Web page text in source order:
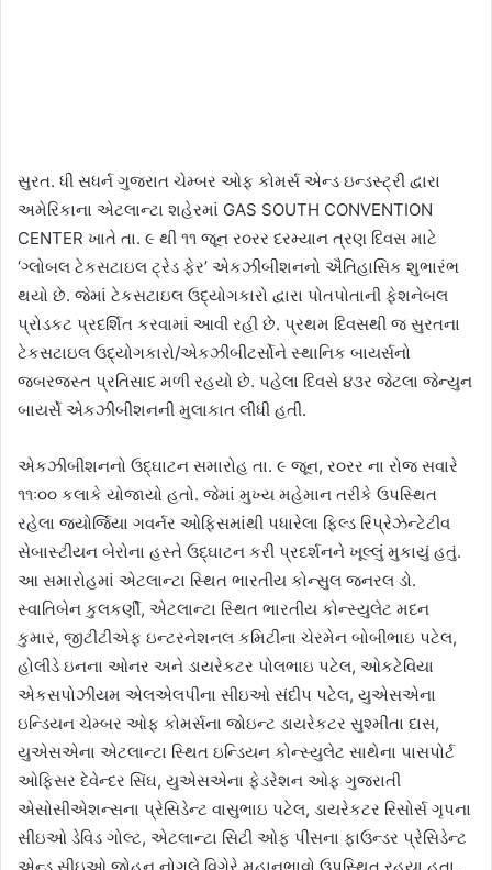
સુરત. ધી સધર્ન ગુજરાત ચેમ્બર ઓફ કોમર્સ એન્ડ ઇન્ડસ્ટ્રી દ્વારા
અમેરિકાના એટલાન્ટા શહેરમાં GAS SOUTH CONVENTION
CENTER ખાતે તા. ૯ થી ૧૧ જૂન ર૦રર દરમ્યાન ત્રણ દિવસ માટે
‘ગ્લોબલ ટેકસટાઇલ ટ્રેડ ફેર’ એકઝીબીશનનો ઐતિહાસિક શુભારંભ
થયો છે. જેમાં ટેકસટાઇલ ઉદ્યોગકારો દ્વારા પોતપોતાની ફેશનેબલ
પ્રોડકટ પ્રદર્શિત કરવામાં આવી રહી છે. પ્રથમ દિવસથી જ સુરતના
ટેકસટાઇલ ઉદ્યોગકારો/એકઝીબીટર્સોને સ્થાનિક બાયર્સનો
જબરજસ્ત પ્રતિસાદ મળી રહયો છે. પહેલા દિવસે ૪૩ર જેટલા જેન્યુન
બાયર્સે એકઝીબીશનની મુલાકાત લીધી હતી.
એકઝીબીશનનો ઉદ્‌ઘાટન સમારોહ તા. ૯ જૂન, ર૦રર ના રોજ સવારે
૧૧ઃ૦૦ કલાકે યોજાયો હતો. જેમાં મુખ્ય મહેમાન તરીકે ઉપસ્થિત
રહેલા જ્યોર્જિયા ગવર્નર ઓફિસમાંથી પધારેલા ફિલ્ડ રિપ્રેઝેન્ટેટીવ
સેબાસ્ટીયન બેરોના હસ્તે ઉદ્‌ઘાટન કરી પ્રદર્શનને ખૂલ્લું મુકાયું હતું.
આ સમારોહમાં એટલાન્ટા સ્થિત ભારતીય કોન્સુલ જનરલ ડો.
સ્વાતિબેન કુલકર્ણી, એટલાન્ટા સ્થિત ભારતીય કોન્સ્યુલેટ મદન
કુમાર, જીટીટીએફ ઇન્ટરનેશનલ કમિટીના ચેરમેન બોબીભાઇ પટેલ,
હોલીડે ઇનના ઓનર અને ડાયરેકટર પોલભાઇ પટેલ, ઓકટેવિયા
એકસપોઝીયમ એલએલપીના સીઇઓ સંદીપ પટેલ, યુએસએના
ઇન્ડિયન ચેમ્બર ઓફ કોમર્સના જોઇન્ટ ડાયરેકટર સુશ્મીતા દાસ,
યુએસએના એટલાન્ટા સ્થિત ઇન્ડિયન કોન્સ્યુલેટ સાથેના પાસપોર્ટ
ઓફિસર દેવેન્દર સિંઘ, યુએસએના ફેડરેશન ઓફ ગુજરાતી
એસોસીએશન્સના પ્રેસિડેન્ટ વાસુભાઇ પટેલ, ડાયરેકટર રિસોર્સ ગૃપના
સીઇઓ ડેવિડ ગોલ્ટ, એટલાન્ટા સિટી ઓફ પીસના ફાઉન્ડર પ્રેસિડેન્ટ